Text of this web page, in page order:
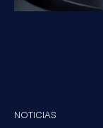
NOTICIAS